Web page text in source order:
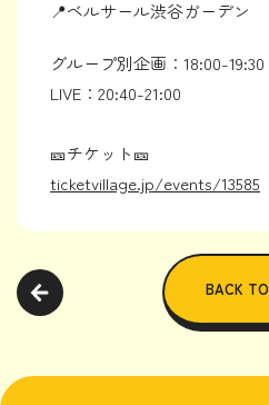
📍ベルサール渋谷ガーデン
グループ別企画：18:00-19:30
LIVE：20:40-21:00
🎫チケット🎫
ticketvillage.jp/events/13585
BACK